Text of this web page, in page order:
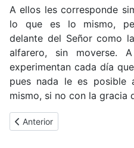
A ellos les corresponde
lo que es lo mismo,
delante del Señor como
alfarero, sin moverse.
experimentan cada día
pues nada le es posible
mismo, si no con la gracia
Artículo anterior: «Tú eres un
Anterior